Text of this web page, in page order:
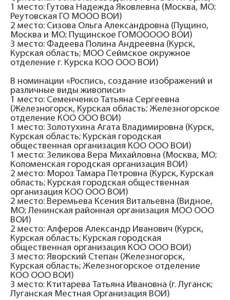
1 место: Гутова Надежда Яковлевна (Москва, МО;
Реутовская ГО МООО ВОИ)
2 место: Сизова Ольга Александровна (Пущино,
Москва и МО; Пущинское ГОМООООО ВОИ)
3 место: Фадеева Полина Андреевна (Курск,
Курская область; МОО Сеймское окружное
отделение г. Курска КОО ООО ВОИ)
В номинации «Роспись, создание изображений и
различные виды живописи»
1 место: Семенченко Татьяна Сергеевна
(Железногорск, Курская область; Железногорское
отделение КОО ООО ВОИ)
1 место: Золотухина Агата Владимировна (Курск,
Курская область; Курская городская
общественная организация КОО ООО ВОИ)
1 место: Зеликова Вера Михайловна (Москва, МО;
Коломенская городская организация ВОИ)
2 место: Мороз Тамара Петровна (Курск, Курская
область; Курская городская общественная
организация КОО ООО ВОИ)
2 место: Веремьева Ксения Витальевна (Видное,
МО; Ленинская районная организация МОО ООО
ВОИ)
2 место: Алферов Александр Иванович (Курск,
Курская область; Курская городская
общественная организация КОО ООО ВОИ)
3 место: Яворский Степан (Железногорск,
Курская область; Железногорское отделение
КОО ООО ВОИ)
3 место: Ктитарева Татьяна Ивановна (г. Луганск;
Луганская Местная Организация ВОИ)